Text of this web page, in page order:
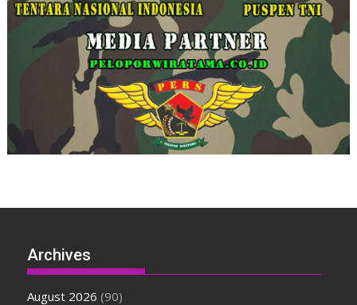
Archives
August 2026 (90)